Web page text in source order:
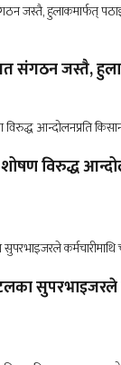
संगठन जस्तै,
शोषण विरुद्ध
सुपरभाइजरले